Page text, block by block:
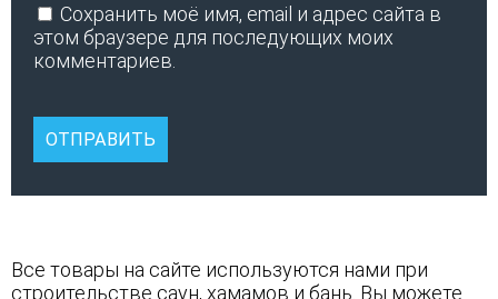
Сохранить моё имя, email и адрес сайта в
этом браузере для последующих моих
комментариев.
Все товары на сайте используются нами при
строительстве саун, хамамов и бань . Вы можете